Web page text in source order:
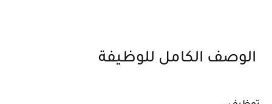
الوصف الكامل للوظيفة